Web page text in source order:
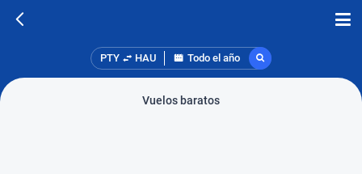
PTY HAU Todo el año
Vuelos baratos